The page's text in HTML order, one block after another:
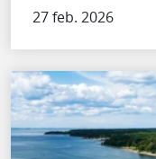
27 feb. 2026